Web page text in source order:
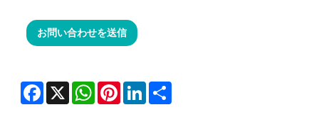
お問い合わせを送信
Facebook
X WhatsAppPinterestLinkedIn